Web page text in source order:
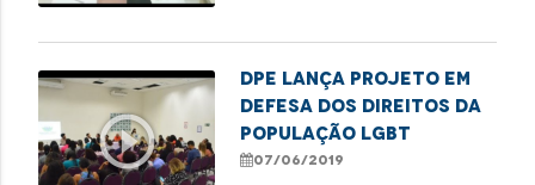
play_circle_outline
DPE lança projeto em
defesa dos direitos da
população LGBT
07/06/2019